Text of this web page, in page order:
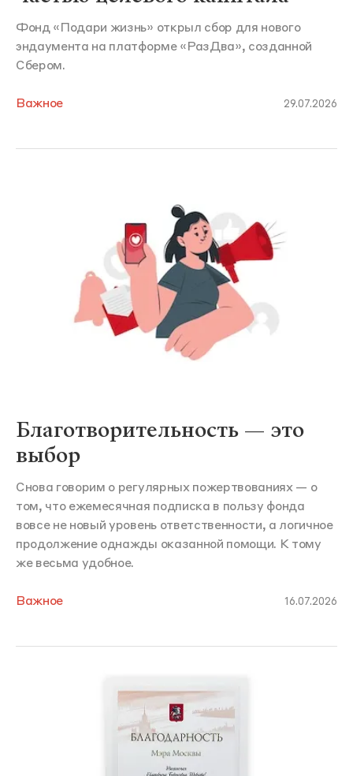
Фонд «Подари жизнь» открыл сбор для нового
эндаумента на платформе «РазДва», созданной
Сбером.
Важное 29.07.2026
Благотворительность — это
выбор
Снова говорим о регулярных пожертвованиях — о
том, что ежемесячная подписка в пользу фонда
вовсе не новый уровень ответственности, а логичное
продолжение однажды оказанной помощи. К тому
же весьма удобное.
Важное 16.07.2026